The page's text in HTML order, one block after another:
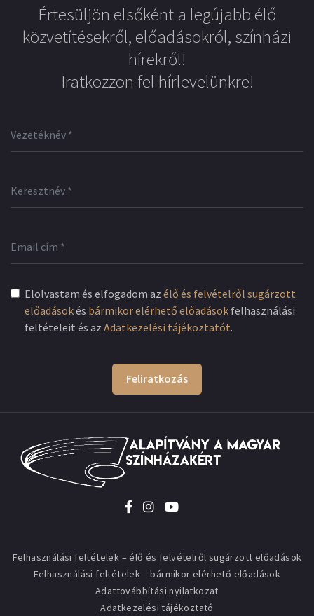
Értesüljön elsőként a legújabb élő
közvetítésekről, előadásokról, színházi
hírekről!
Iratkozzon fel hírlevelünkre!
Elolvastam és elfogadom az élő és felvételről sugárzott
előadásokés bármikor elérhető előadások felhasználási
feltételeit és az Adatkezelési tájékoztatót.
Feliratkozás
Felhasználási feltételek – élő és felvételről sugárzott előadások
Felhasználási feltételek – bármikor elérhető előadások
Adattovábbítási nyilatkozat
Adatkezelési tájékoztató